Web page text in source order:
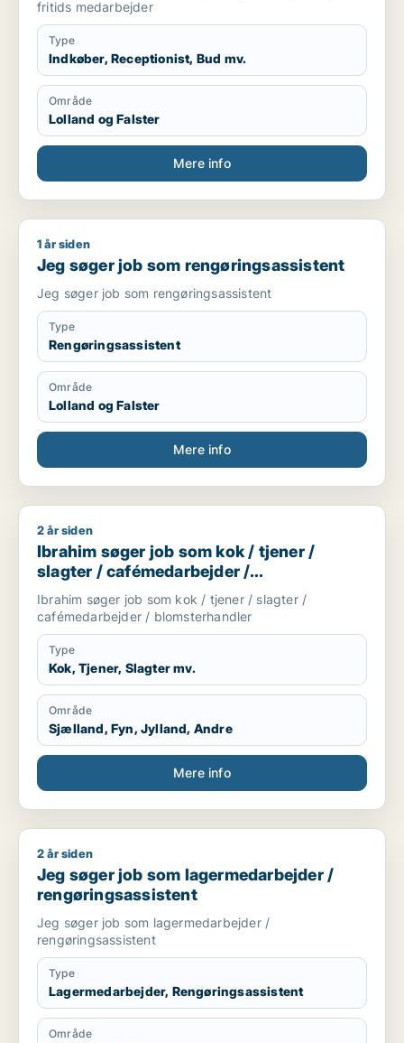
fritids medarbejder
Type
Indkøber, Receptionist, Bud mv.
Område
Lolland og Falster
Mere info
Jeg søger job som rengøringsassistent
1 år siden
Jeg søger job som rengøringsassistent
Jeg søger job som rengøringsassistent
Type
Rengøringsassistent
Område
Lolland og Falster
Mere info
Ibrahim søger job som kok / tjener / slagter /
2 år siden
Ibrahim søger job som kok / tjener /
slagter / cafémedarbejder /
blomsterhandler
Ibrahim søger job som kok / tjener / slagter /
cafémedarbejder / blomsterhandler
Type
Kok, Tjener, Slagter mv.
Område
Sjælland, Fyn, Jylland, Andre
Mere info
Jeg søger job som lagermedarbejder / rengøringsassistent
2 år siden
Jeg søger job som lagermedarbejder /
rengøringsassistent
Jeg søger job som lagermedarbejder /
rengøringsassistent
Type
Lagermedarbejder, Rengøringsassistent
Område